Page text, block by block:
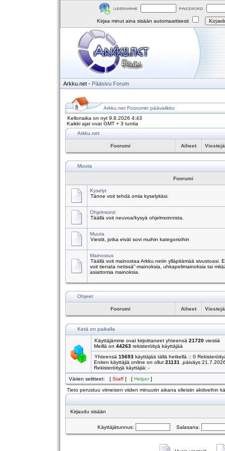
Kirjaa minut aina sisään automaattisesti
Arkku.net - Pääsivu Forum
Arkku.net Foorumin päävalikko
Kellonaika on nyt 9.8.2026 4:43
Kaikki ajat ovat GMT + 3 tuntia
Arkku.net
Foorumi Aiheet
Muuta
Foorumi
Kyselyt
Tänne voit tehdä omia kyselyitäsi.
Ohjelmointi
Täällä voit neuvoa/kysyä ohjelmoinnista.
Muuta
Viestit, jotka eivät sovi muihin kategorioihin
Mainostus
Täällä voit mainostaa Arkku.netin ylläpitämää sivustoasi.
voit tienata netissä"-mainoksia, uhkapelimainoksia tai
asiattomia mainoksia.
Ohjeet
Foorumi Aiheet
Ketä on paikalla
Käyttäjämme ovat kirjoittaneet yhteensä 21720 viestiä
Meillä on 44263 rekisteröityä käyttäjää
Yhteensä 15693 käyttäjää tällä hetkellä :: 0
Eniten käyttäjiä online on ollut 21131
,päiväys
Rekisteröityjä käyttäjiä: -
Värien selitteet: [ Staff ] [ Helper]
Tieto perustuu viimeisen viiden minuutin aikana olleisiin aktiiveihin
Kirjaudu sisään
Käyttäjätunnus: Salasana: